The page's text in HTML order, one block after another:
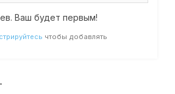
Ваш будет первым!
чтобы добавлять